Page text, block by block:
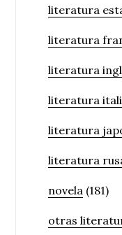
literatura
literatura
literatura
literatura
literatura
literatura
novela (181)
otras